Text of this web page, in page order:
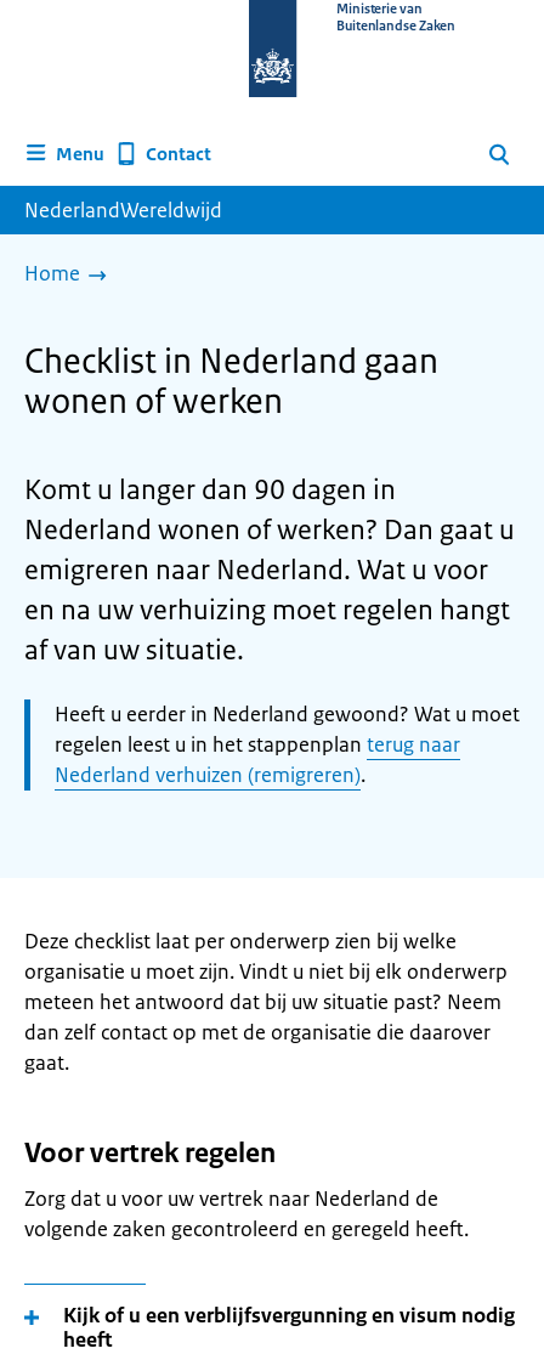
homepage
Ministerie van
Buitenlandse Zaken
Menu Contact Zoeken
NederlandWereldwijd
Home
Checklist in Nederland gaan
wonen of werken
Komt u langer dan 90 dagen in
Nederland wonen of werken? Dan gaat u
emigreren naar Nederland. Wat u voor
en na uw verhuizing moet regelen hangt
af van uw situatie.
Let
op:
Heeft u eerder in Nederland gewoond? Wat u moet
regelen leest u in het stappenplan terug naar
Nederland verhuizen (remigreren).
Deze checklist laat per onderwerp zien bij welke
organisatie u moet zijn. Vindt u niet bij elk onderwerp
meteen het antwoord dat bij uw situatie past? Neem
dan zelf contact op met de organisatie die daarover
gaat.
Voor vertrek regelen
Zorg dat u voor uw vertrek naar Nederland de
volgende zaken gecontroleerd en geregeld heeft.
Kijk of u een verblijfsvergunning en visum nodig
heeft